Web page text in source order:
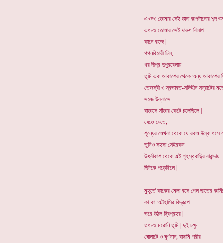
এখনও তোমার সেই ডানা ঝাপটানোর শব্দ
এখনও তোমার সেই দারুণ বিলাপ
কানে বাজে |
গগনবিহারী চিল,
খর দীপ্র দুপুরবেলায়
তুমি এক আকাশের থেকে অন্য আকাশের
তেজস্বী ও স্বভাবত-সঙ্গিহীন সম্রাটের
সহজ উল্লাসে
বাতাসে সাঁতার কেটে চলেছিলে |
যেতে যেতে,
শূন্যের মেখলা থেকে যে-রকম উল্ক খসে
তুমিও সহসা সেইরকম
ঊর্ধ্বাকাশ থেকে এই গৃহস্থবাড়ির বারান্দায়
ছিটকে পড়েছিলে |
মুহূর্তে কাকের মেলা বসে গেল ছাতের
কা-কা-অট্টহাসির বিদ্রূপে
ভরে উঠল দ্বিপ্রহর |
তখনও মরোনি তুমি | দুই চক্ষু
ঘোলাটে ও ঘূর্ণমান, বাদামি শরীর